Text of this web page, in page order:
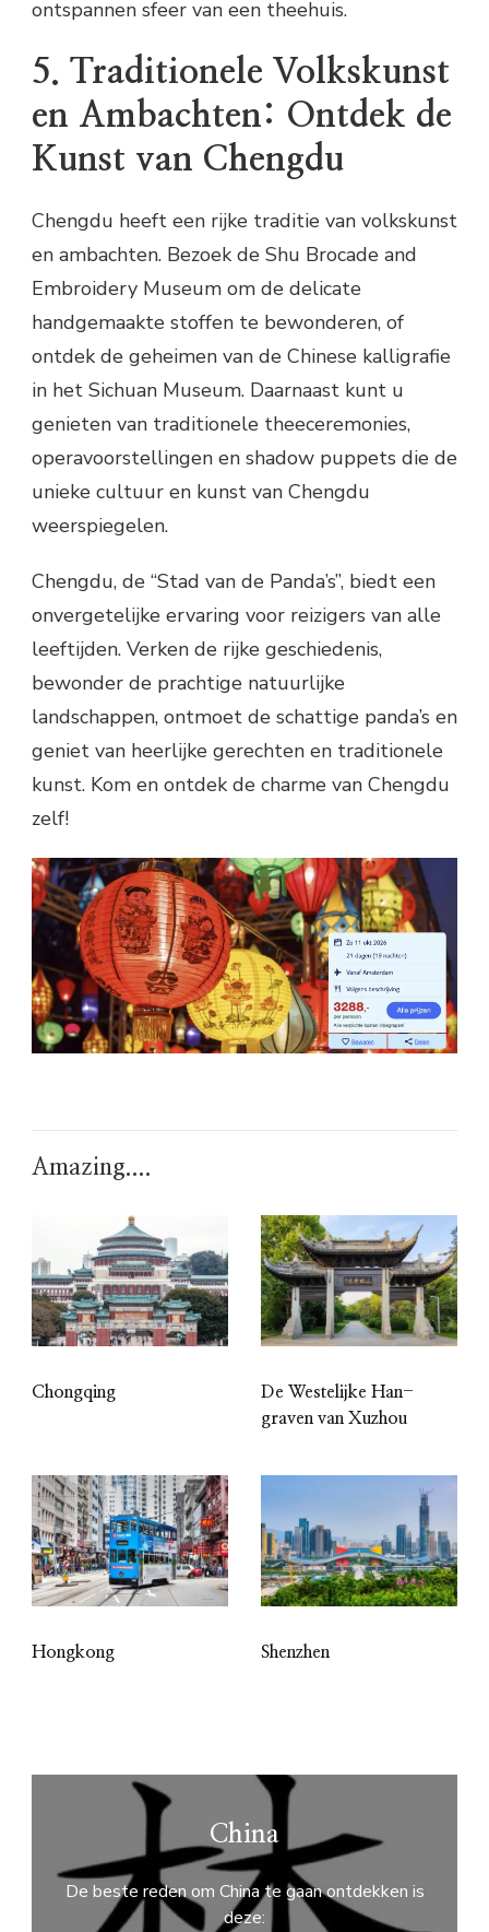
ontspannen sfeer van een theehuis.
5. Traditionele Volkskunst
en Ambachten: Ontdek de
Kunst van Chengdu
Chengdu heeft een rijke traditie van volkskunst
en ambachten. Bezoek de Shu Brocade and
Embroidery Museum om de delicate
handgemaakte stoffen te bewonderen, of
ontdek de geheimen van de Chinese kalligrafie
in het Sichuan Museum. Daarnaast kunt u
genieten van traditionele theeceremonies,
operavoorstellingen en shadow puppets die de
unieke cultuur en kunst van Chengdu
weerspiegelen.
Chengdu, de “Stad van de Panda’s”, biedt een
onvergetelijke ervaring voor reizigers van alle
leeftijden. Verken de rijke geschiedenis,
bewonder de prachtige natuurlijke
landschappen, ontmoet de schattige panda’s en
geniet van heerlijke gerechten en traditionele
kunst. Kom en ontdek de charme van Chengdu
zelf!
Amazing....
Chongqing
De Westelijke Han-
graven van Xuzhou
Hongkong Shenzhen
China
De beste reden om China te gaan ontdekken is
deze: